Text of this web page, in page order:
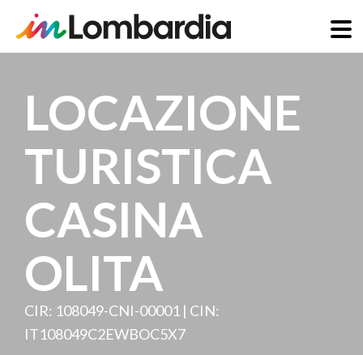
LOCAZIONE
TURISTICA
CASINA
OLITA
CIR: 108049-CNI-00001 | CIN:
IT108049C2EWBOC5X7